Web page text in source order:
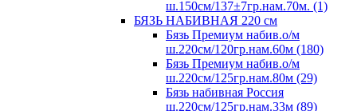
ш.150см/137±7гр.нам.70м. (1)
БЯЗЬ НАБИВНАЯ 220 см
Бязь Премиум набив.о/м
ш.220см/120гр.нам.60м (180)
Бязь Премиум набив.о/м
ш.220см/125гр.нам.80м (29)
Бязь набивная Россия
ш.220см/125гр.нам.33м (89)